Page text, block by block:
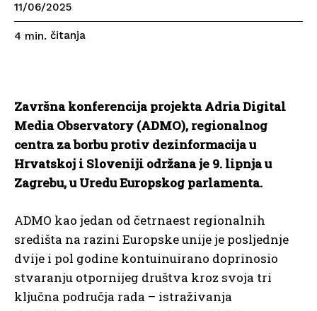
11/06/2025
4 min. čitanja
Završna konferencija projekta Adria Digital
Media Observatory (ADMO), regionalnog
centra za borbu protiv dezinformacija u
Hrvatskoj i Sloveniji održana je 9. lipnja u
Zagrebu, u Uredu Europskog parlamenta.
ADMO kao jedan od četrnaest regionalnih
središta na razini Europske unije je posljednje
dvije i pol godine kontuinuirano doprinosio
stvaranju otpornijeg društva kroz svoja tri
ključna područja rada – istraživanja